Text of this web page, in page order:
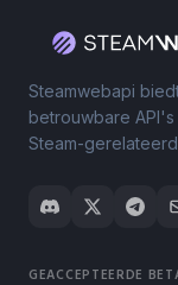
Steamwebapi
betrouwbare
Steam-
GEACCEPTEERDE